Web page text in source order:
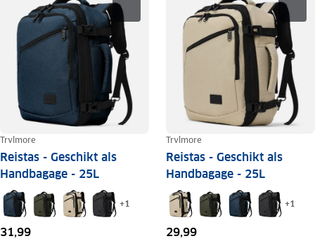
Trvlmore
Reistas - Geschikt als
Handbagage - 25L
+1
31,99
Trvlmore
Reistas - Geschikt als
Handbagage - 25L
+1
29,99